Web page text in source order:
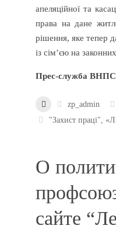
апеляційної та
права на дане
рішення, яке тепер
із сім’єю на
Прес-служба ВНПС
zp_admin
"Захист праці",
О
сайте